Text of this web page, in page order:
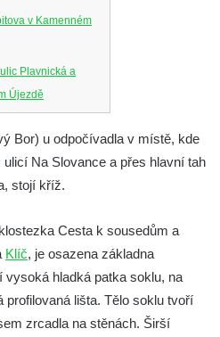
v Kamenném
Plavnická a
Újezdě
Újezdě
Latrán a K
Velešíně
ve Velešíně
Bor) u odpočívadla v místě, kde
Na Slovance a přes hlavní tah
stojí kříž.
Cesta k sousedům a
Klíč, je osazena základna
hladká patka soklu, na
profilovaná lišta. Tělo soklu tvoří
zrcadla na stěnách. Širší